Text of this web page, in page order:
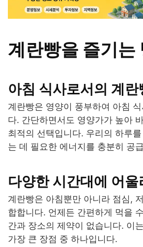
계란빵을 즐기는
아침 식사로서의 계란
계란빵은 영양이 풍부하여 아침
다. 간단하면서도 영양가가 높아
최적의 선택입니다. 우리의 하루
는 데 필요한 에너지를 충분히 공
다양한 시간대에 어
계란빵은 아침뿐만 아니라 점심,
합합니다. 언제든 간편하게 먹을
간과 장소의 제약이 없습니다. 이
가장 큰 장점 중 하나입니다.